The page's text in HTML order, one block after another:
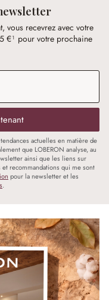
vous recevrez avec votre
€¹ pour votre prochaine
actuelles en matière de
que LOBERON analyse, au
ainsi que les liens sur
recommandations qui me sont
pour la newsletter et les
.